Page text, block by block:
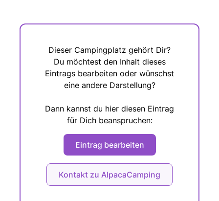
Dieser Campingplatz gehört Dir?
Du möchtest den Inhalt dieses
Eintrags bearbeiten oder wünschst
eine andere Darstellung?
Dann kannst du hier diesen Eintrag
für Dich beanspruchen:
Eintrag bearbeiten
Kontakt zu AlpacaCamping